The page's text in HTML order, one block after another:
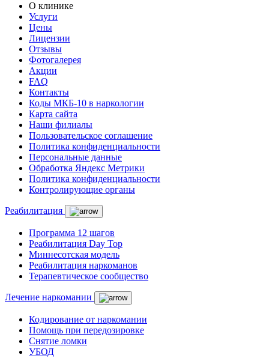
О клинике
Услуги
Цены
Лицензии
Отзывы
Фотогалерея
Акции
FAQ
Контакты
Коды МКБ-10 в наркологии
Карта сайта
Наши филиалы
Пользовательское соглашение
Политика конфиденциальности
Персональные данные
Обработка Яндекс Метрики
Политика конфиденциальности
Контролирующие органы
Реабилитация
Программа 12 шагов
Реабилитация Day Top
Миннесотская модель
Реабилитация наркоманов
Терапевтическое сообщество
Лечение наркомании
Кодирование от наркомании
Помощь при передозировке
Снятие ломки
УБОД